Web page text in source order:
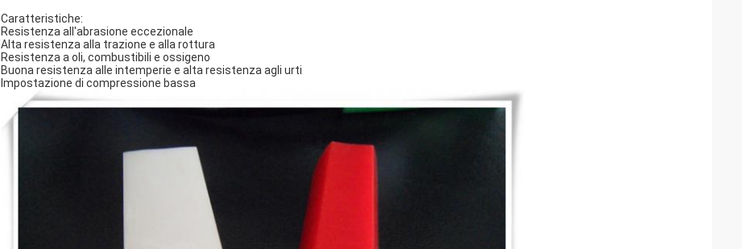
Caratteristiche:
Resistenza all'abrasione eccezionale
Alta resistenza alla trazione e alla rottura
Resistenza a oli, combustibili e ossigeno
Buona resistenza alle intemperie e alta resistenza agli urti
Impostazione di compressione bassa